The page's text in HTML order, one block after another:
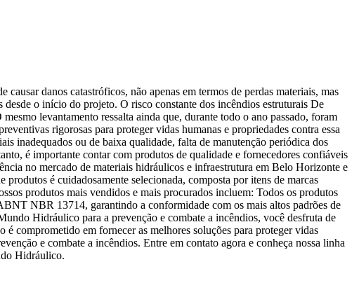
danos catastróficos, não apenas em termos de perdas materiais, mas
o início do projeto. O risco constante dos incêndios estruturais De
levantamento ressalta ainda que, durante todo o ano passado, foram
rigorosas para proteger vidas humanas e propriedades contra essa
inadequados ou de baixa qualidade, falta de manutenção periódica dos
é importante contar com produtos de qualidade e fornecedores confiáveis
no mercado de materiais hidráulicos e infraestrutura em Belo Horizonte e
é cuidadosamente selecionada, composta por itens de marcas
produtos mais vendidos e mais procurados incluem: Todos os produtos
NBR 13714, garantindo a conformidade com os mais altos padrões de
Hidráulico para a prevenção e combate a incêndios, você desfruta de
comprometido em fornecer as melhores soluções para proteger vidas
e combate a incêndios. Entre em contato agora e conheça nossa linha
Hidráulico.